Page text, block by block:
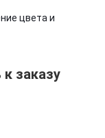
цвета и
заказу